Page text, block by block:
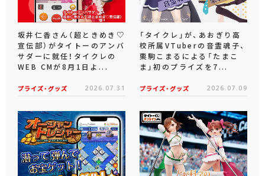
坂井仁香さん（超ときめき♡
宣伝部）がタイトーのアンバ
サダーに就任！タイクレの
WEB CMが8月1日よ...
プライズ・グッズ 2026.07.31
「タイクレ」が、あおぎり高
校所属VTuberの音霊魂子、
栗駒こまるによる「たまこ
ま」初のプライズを7...
プライズ・グッズ 2026.07.09